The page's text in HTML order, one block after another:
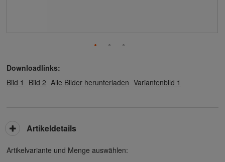
Downloadlinks:
Bild 1
Bild 2 Alle Bilder herunterladen Variantenbild 1
Artikelvariante und Menge auswählen:
Artikeldetails